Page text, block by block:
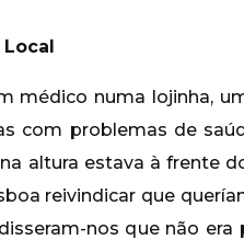
médico numa lojinha,
com problemas de
altura estava à frente
reivindicar que
nos que não